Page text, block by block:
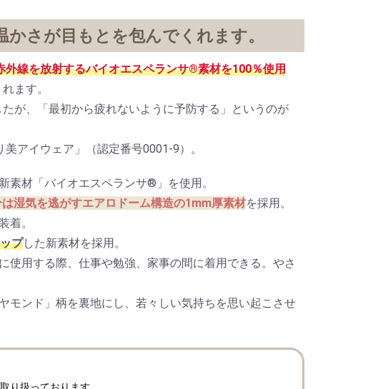
さが目もとを包んでくれます。
外線を放射するバイオエスペランサ®素材を100％使用
ます。
が、「最初から疲れないように予防する」というのが
アイウェア」（認定番号0001-9）。
素材「バイオエスペランサ®」を使用。
湿気を逃がすエアロドーム構造の1mm厚素材を採用。
着。
プした新素材を採用。
用する際、仕事や勉強、家事の間に着用できる。やさ
モンド」柄を裏地にし、若々しい気持ちを思い起こさせ